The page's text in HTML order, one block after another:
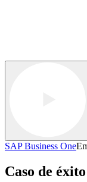
SAP Business One
Caso de